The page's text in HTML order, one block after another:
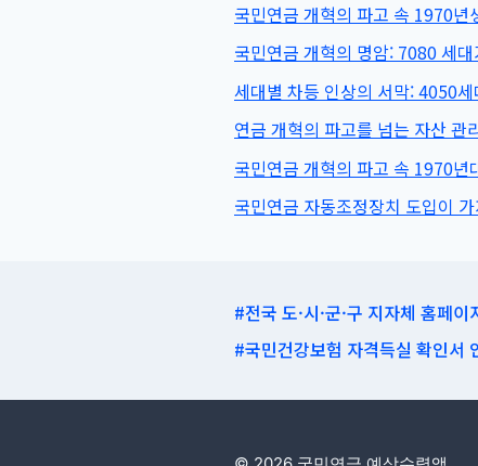
국민연금 개혁의 파고 속 1970년
국민연금 개혁의 명암: 7080 세
세대별 차등 인상의 서막: 4050
연금 개혁의 파고를 넘는 자산 관
국민연금 개혁의 파고 속 1970년
국민연금 자동조정장치 도입이
#전국 도·시·군·구 지자체 홈페이
#국민건강보험 자격득실 확인서